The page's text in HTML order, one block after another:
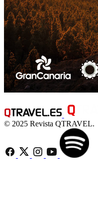
© 2025 Revista QTRAVEL.